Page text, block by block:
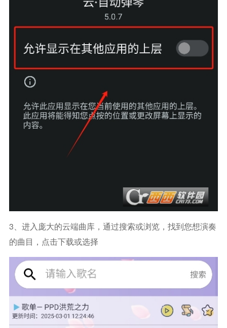
3、进入庞大的云端曲库，通过搜索或浏览，找到您想演奏
的曲目，点击下载或选择